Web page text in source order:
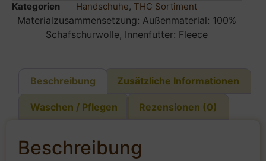
Kategorien
Handschuhe, THC Sortiment
Materialzusammensetzung: Außenmaterial: 100%
Schafschurwolle, Innenfutter: Fleece
Beschreibung Zusätzliche Informationen
Waschen / Pflegen Rezensionen (0)
Beschreibung